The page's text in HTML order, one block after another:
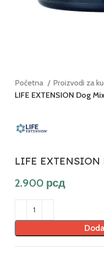
Početna Proizvodi za
LIFE EXTENSION Dog
LIFE
рсд